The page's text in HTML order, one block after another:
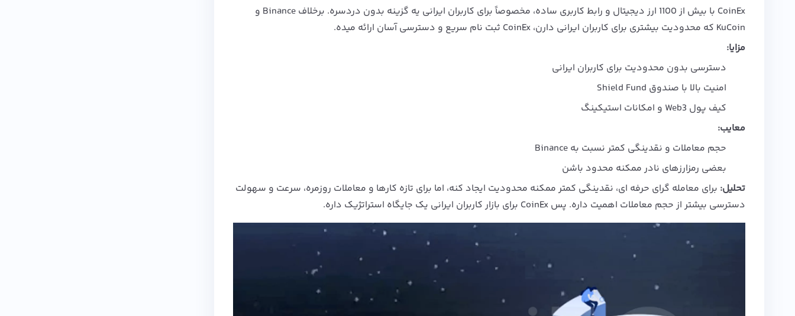
CoinEx با بیش از 1100 ارز دیجیتال و رابط کاربری ساده، مخصوصاً برای کاربران ایرانی یه گزینه‌ بدون دردسره. برخلاف Binance و
KuCoin که محدودیت بیشتری برای کاربران ایرانی دارن، CoinEx ثبت‌ نام سریع و دسترسی آسان ارائه میده.
مزایا:
دسترسی بدون محدودیت برای کاربران ایرانی
امنیت بالا با صندوق Shield Fund
کیف پول Web3 و امکانات استیکینگ
معایب:
حجم معاملات و نقدینگی کمتر نسبت به Binance
بعضی رمزارزهای نادر ممکنه محدود باشن
تحلیل: برای معامله‌ گرای حرفه‌ ای، نقدینگی کمتر ممکنه محدودیت ایجاد کنه، اما برای تازه‌ کارها و معاملات روزمره، سرعت و سهولت
دسترسی بیشتر از حجم معاملات اهمیت داره. پس CoinEx برای بازار کاربران ایرانی یک جایگاه استراتژیک داره.